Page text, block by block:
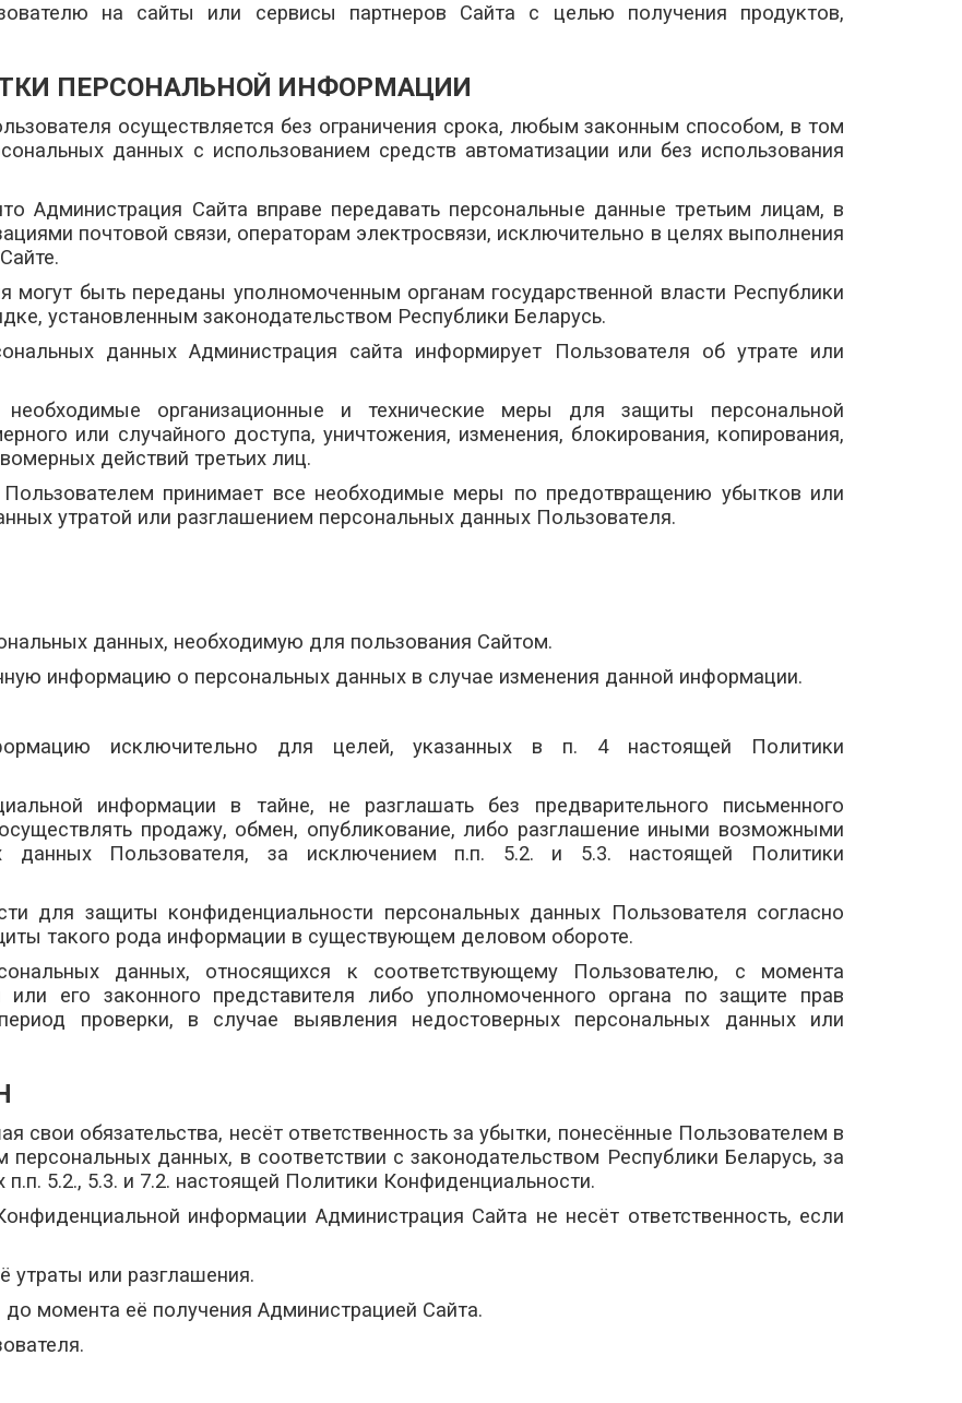
на сайты или сервисы партнеров Сайта с целью получения продуктов,
ПЕРСОНАЛЬНОЙ ИНФОРМАЦИИ
осуществляется без ограничения срока, любым законным способом, в том
данных с использованием средств автоматизации или без использования
Администрация Сайта вправе передавать персональные данные третьим лицам, в
почтовой связи, операторам электросвязи, исключительно в целях выполнения
могут быть переданы уполномоченным органам государственной власти Республики
установленным законодательством Республики Беларусь.
данных Администрация сайта информирует Пользователя об утрате или
организационные и технические меры для защиты персональной
или случайного доступа, уничтожения, изменения, блокирования, копирования,
действий третьих лиц.
принимает все необходимые меры по предотвращению убытков или
утратой или разглашением персональных данных Пользователя.
данных, необходимую для пользования Сайтом.
информацию о персональных данных в случае изменения данной информации.
исключительно для целей, указанных в п. 4 настоящей Политики
информации в тайне, не разглашать без предварительного письменного
продажу, обмен, опубликование, либо разглашение иными возможными
данных Пользователя, за исключением п.п. 5.2. и 5.3. настоящей Политики
для защиты конфиденциальности персональных данных Пользователя согласно
такого рода информации в существующем деловом обороте.
данных, относящихся к соответствующему Пользователю, с момента
его законного представителя либо уполномоченного органа по защите прав
проверки, в случае выявления недостоверных персональных данных или
свои обязательства, несёт ответственность за убытки, понесённые Пользователем в
данных, в соответствии с законодательством Республики Беларусь, за
5.2., 5.3. и 7.2. настоящей Политики Конфиденциальности.
информации Администрация Сайта не несёт ответственность, если
утраты или разглашения.
момента её получения Администрацией Сайта.